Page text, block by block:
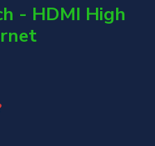
- HDMI High